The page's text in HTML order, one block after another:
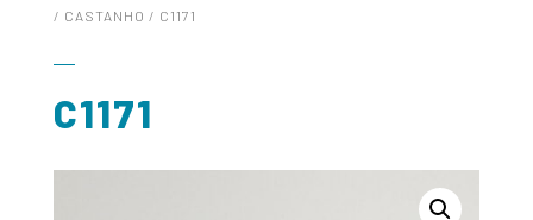
/ CASTANHO / C1171
C1171